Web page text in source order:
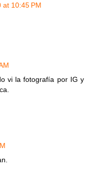
at 10:45 PM
vi la fotografía por IG y